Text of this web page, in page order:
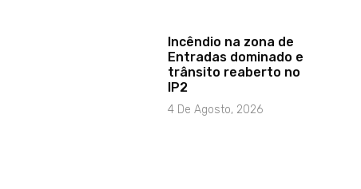
Incêndio na zona de
Entradas dominado e
trânsito reaberto no
IP2
4 De Agosto, 2026